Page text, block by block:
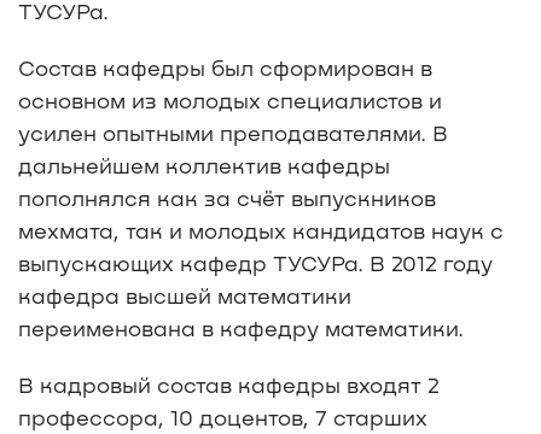
ТУСУРа.
Состав кафедры был сформирован в
основном из молодых специалистов и
усилен опытными преподавателями. В
дальнейшем коллектив кафедры
пополнялся как за счёт выпускников
мехмата, так и молодых кандидатов наук с
выпускающих кафедр ТУСУРа. В 2012 году
кафедра высшей математики
переименована в кафедру математики.
В кадровый состав кафедры входят 2
профессора, 10 доцентов, 7 старших